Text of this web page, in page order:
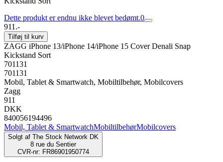
Dette produkt er endnu ikke blevet bedømt.0
911.-
Tilføj til kurv
ZAGG iPhone 13/iPhone 14/iPhone 15 Cover Denali Snap
Kickstand Sort
701131
701131
Mobil, Tablet & Smartwatch, Mobiltilbehør, Mobilcovers
Zagg
911
DKK
840056194496
Mobil, Tablet & SmartwatchMobiltilbehørMobilcovers
Solgt af The Stock Network DK
8 rue du Sentier
CVR-nr: FR86901950774